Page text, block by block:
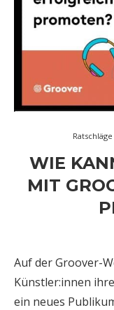
WIE
MIT
Auf der Groover-
Künstler:innen
ein neues